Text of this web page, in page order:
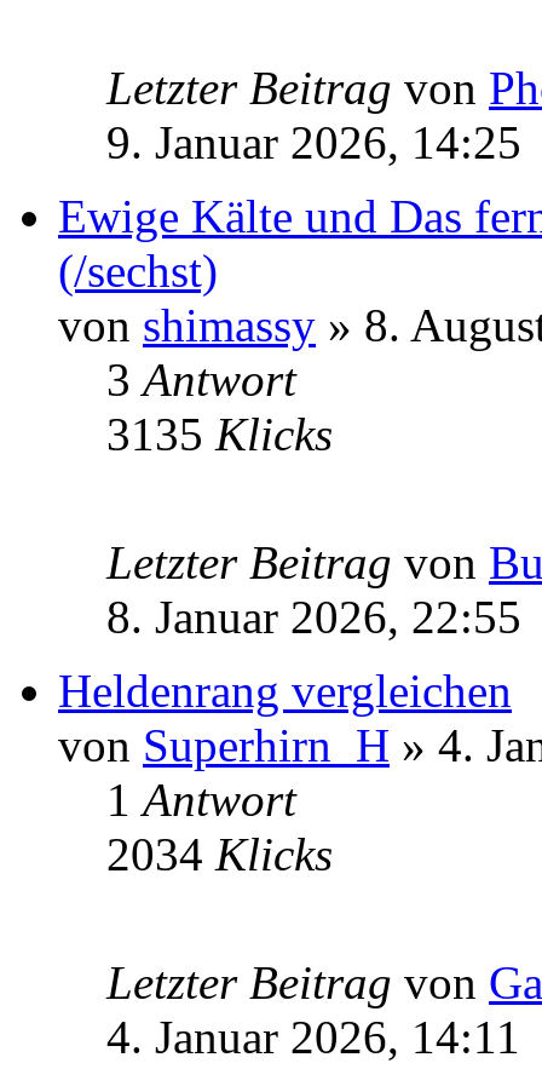
Letzter Beitrag von
9. Januar 2026, 14:25
Ewige Kälte und Das
(/sechst)
von shimassy » 8.
3Antwort
3135 Klicks
Letzter Beitrag von
8. Januar 2026, 22:55
Heldenrang vergleichen
von Superhirn_H » 4.
1Antwort
2034 Klicks
Letzter Beitrag von
4. Januar 2026, 14:11